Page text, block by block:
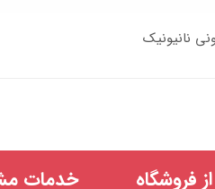
نانیونیک
فروشگاه خدمات